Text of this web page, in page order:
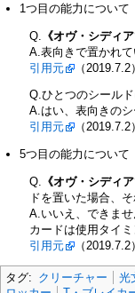
1つ目の能力について
Q. 《オヴ・シディ
A.表向きで置かれ
引用元
（2019.7.2）
Q.ひとつのシール
A.はい、表向きの
引用元
（2019.7.2）
5つ目の能力について
Q. 《オヴ・シディ
ドを置いた場合、
A.いいえ、できま
カードは使用タイ
引用元
（2019.7.2）
タグ: クリーチャー 光